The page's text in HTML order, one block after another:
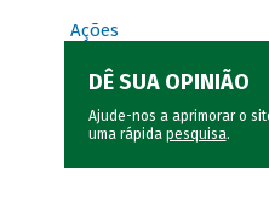
Ações
DÊ SUA OPINIÃO
Ajude-nos a aprimorar o
uma rápida pesquisa.